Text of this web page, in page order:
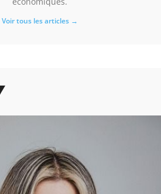
Voir tous les articles →